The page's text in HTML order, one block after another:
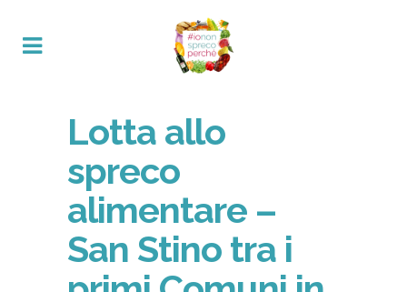
Lotta allo
spreco
alimentare –
San Stino tra i